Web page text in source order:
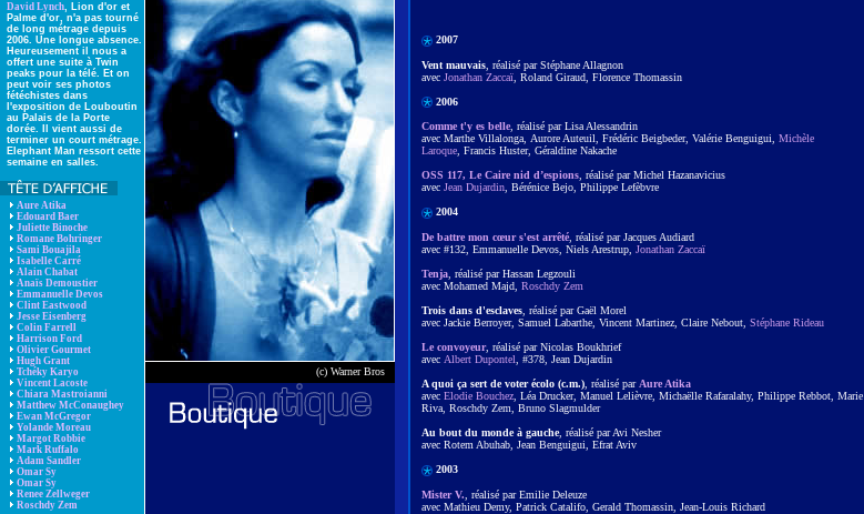
David Lynch, Lion d'or et
Palme d'or, n'a pas tourné
de long métrage depuis
2006. Une longue absence.
Heureusement il nous a
offert une suite à Twin
peaks pour la télé. Et on
peut voir ses photos
fétéchistes dans
l'exposition de Louboutin
au Palais de la Porte
dorée. Il vient aussi de
terminer un court métrage.
Elephant Man ressort cette
semaine en salles.
Aure Atika
Edouard Baer
Juliette Binoche
Romane Bohringer
Sami Bouajila
Isabelle Carré
Alain Chabat
Anaïs Demoustier
Emmanuelle Devos
Clint Eastwood
Jesse Eisenberg
Colin Farrell
Harrison Ford
Olivier Gourmet
Hugh Grant
Tchéky Karyo
Vincent Lacoste
Chiara Mastroianni
Matthew McConaughey
Ewan McGregor
Yolande Moreau
Margot Robbie
Mark Ruffalo
Adam Sandler
Omar Sy
Omar Sy
Renee Zellweger
Roschdy Zem
(c) Warner Bros
2007
Vent mauvais , réalisé par Stéphane Allagnon
avec Jonathan Zaccaï , Roland Giraud, Florence Thomassin
2006
Comme t'y es belle, réalisé par Lisa Alessandrin
avec Marthe Villalonga, Aurore Auteuil, Frédéric Beigbeder, Valérie Benguigui, Michèle
Laroque, Francis Huster, Géraldine Nakache
OSS 117, Le Caire nid d’espions, réalisé par Michel Hazanavicius
avec Jean Dujardin, Bérénice Bejo, Philippe Lefèbvre
2004
De battre mon cœur s'est arrêté , réalisé par Jacques Audiard
avec #132, Emmanuelle Devos, Niels Arestrup, Jonathan Zaccaï
Tenja , réalisé par Hassan Legzouli
avec Mohamed Majd, Roschdy Zem
Trois dans d'esclaves , réalisé par Gaël Morel
avec Jackie Berroyer, Samuel Labarthe, Vincent Martinez, Claire Nebout, Stéphane Rideau
Le convoyeur, réalisé par Nicolas Boukhrief
avec Albert Dupontel , #378, Jean Dujardin
A quoi ça sert de voter écolo (c.m.) , réalisé par Aure Atika
avec Elodie Bouchez , Léa Drucker, Manuel Lelièvre, Michaëlle Rafaralahy, Philippe Rebbot, Marie
Riva, Roschdy Zem, Bruno Slagmulder
Au bout du monde à gauche, réalisé par Avi Nesher
avec Rotem Abuhab, Jean Benguigui, Efrat Aviv
2003
Mister V. , réalisé par Emilie Deleuze
avec Mathieu Demy, Patrick Catalifo, Gerald Thomassin, Jean-Louis Richard